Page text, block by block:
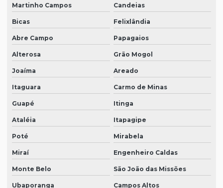
Martinho Campos Candeias
Bicas Felixlândia
Abre Campo Papagaios
Alterosa Grão Mogol
Joaíma Areado
Itaguara Carmo de Minas
Guapé Itinga
Ataléia Itapagipe
Poté Mirabela
Miraí Engenheiro Caldas
Monte Belo São João das Missões
Ubaporanga Campos Altos